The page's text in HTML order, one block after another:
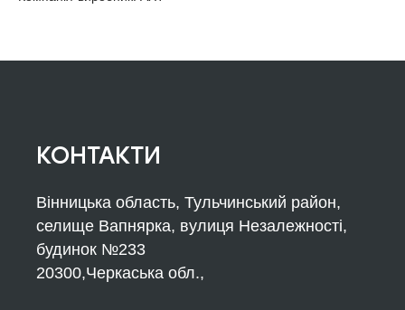
КОНТАКТИ
Вінницька область, Тульчинський район,
селище Вапнярка, вулиця Незалежності,
будинок №233
20300,Черкаська обл.,